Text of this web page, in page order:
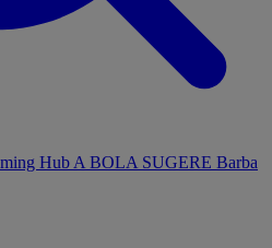
Hub A BOLA SUGERE Barba